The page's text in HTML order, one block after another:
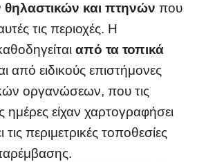
και πτηνών που
τις περιοχές. Η
από τα τοπικά
από ειδικούς επιστήμονες
οργανώσεων, που τις
είχαν χαρτογραφήσει
τις περιμετρικές τοποθεσίες